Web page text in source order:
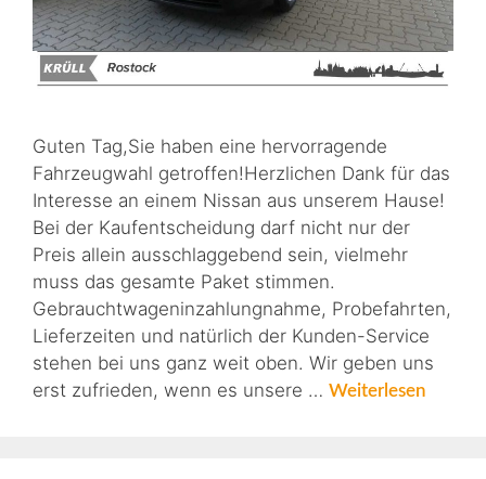
Guten Tag,Sie haben eine hervorragende
Fahrzeugwahl getroffen!Herzlichen Dank für das
Interesse an einem Nissan aus unserem Hause!
Bei der Kaufentscheidung darf nicht nur der
Preis allein ausschlaggebend sein, vielmehr
muss das gesamte Paket stimmen.
Gebrauchtwageninzahlungnahme, Probefahrten,
Lieferzeiten und natürlich der Kunden-Service
stehen bei uns ganz weit oben. Wir geben uns
erst zufrieden, wenn es unsere … Weiterlesen